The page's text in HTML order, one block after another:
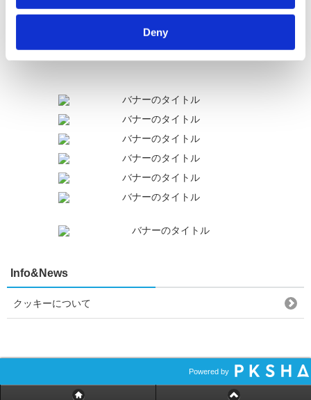
Deny
Info&News
クッキーについて
Powered by